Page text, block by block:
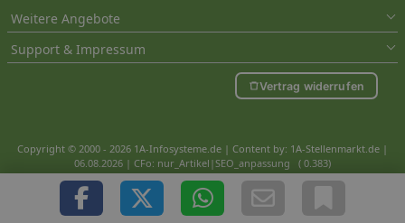
Weitere Angebote
Support & Impressum
Vertrag widerrufen
Copyright © 2000 - 2026 1A-Infosysteme.de | Content by: 1A-Stellenmarkt.de |
06.08.2026 | CFo: nur_Artikel|SEO_anpassung ( 0.383)